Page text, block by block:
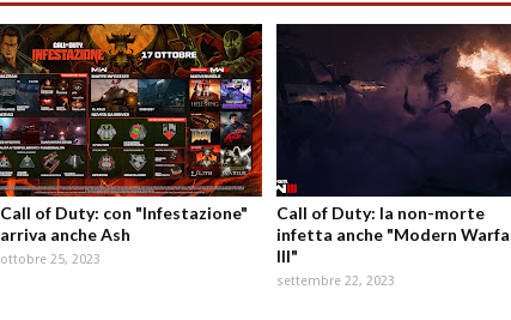
Call of Duty: con "Infestazione"
arriva anche Ash
ottobre 25, 2023
Call of Duty: la non-morte
infetta anche "Modern
III"
settembre 22, 2023